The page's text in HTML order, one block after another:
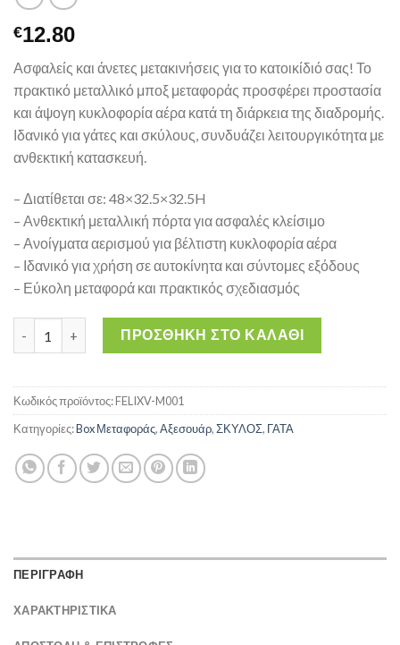
€12.80
Ασφαλείς και άνετες μετακινήσεις για το κατοικίδιό σας! Το
πρακτικό μεταλλικό μποξ μεταφοράς προσφέρει προστασία
και άψογη κυκλοφορία αέρα κατά τη διάρκεια της διαδρομής.
Ιδανικό για γάτες και σκύλους, συνδυάζει λειτουργικότητα με
ανθεκτική κατασκευή.
– Διατίθεται σε: 48×32.5×32.5H
– Ανθεκτική μεταλλική πόρτα για ασφαλές κλείσιμο
– Ανοίγματα αερισμού για βέλτιστη κυκλοφορία αέρα
– Ιδανικό για χρήση σε αυτοκίνητα και σύντομες εξόδους
– Εύκολη μεταφορά και πρακτικός σχεδιασμός
Felix V 48x32.5x32.5H – Μεταλλικό Μποξ Μεταφοράς
ΠΡΟΣΘΉΚΗ ΣΤΟ ΚΑΛΆΘΙ
Κωδικός προϊόντος:FELIXV-M001
Κατηγορίες:Box Μεταφοράς,Αξεσουάρ,ΣΚΥΛΟΣ, ΓΑΤΑ
ΠΕΡΙΓΡΑΦΗ
ΧΑΡΑΚΤΗΡΙΣΤΙΚΑ